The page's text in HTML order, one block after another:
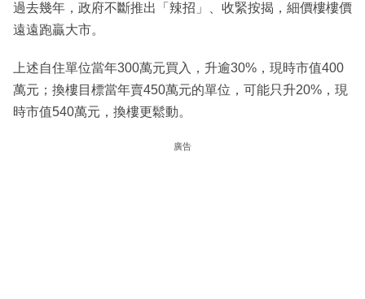
過去幾年，政府不斷推出「辣招」、收緊按揭，細價樓樓價
遠遠跑贏大市。
上述自住單位當年300萬元買入，升逾30%，現時市值400
萬元；換樓目標當年賣450萬元的單位，可能只升20%，現
時市值540萬元，換樓更鬆動。
廣告